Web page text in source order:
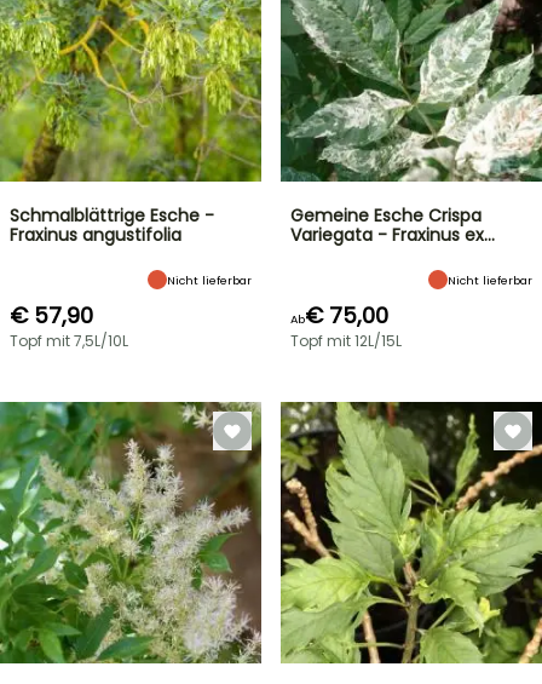
Schmalblättrige Esche -
Fraxinus angustifolia
Nicht lieferbar
€ 57,90
Topf mit 7,5L/10L
Gemeine Esche Crispa
Variegata - Fraxinus ex…
Nicht lieferbar
Ab€ 75,00
Topf mit 12L/15L